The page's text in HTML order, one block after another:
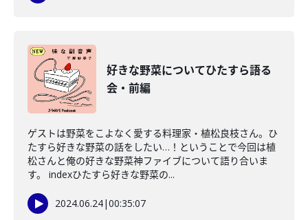
好きな野菜についてひたすら語る
会・前編
ゲストは野菜をこよなく愛する料理家・植松良枝さん。ひ
たすら好きな野菜の話をしたい…！ということで今回は植
松さんと俺の好きな野菜神ファイブについて語り合いま
す。 indexひたすら好きな野菜の...
2024.06.24|00:35:07